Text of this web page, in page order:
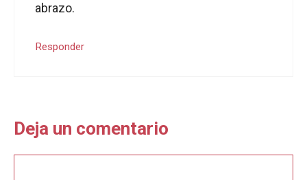
abrazo.
Responder
Deja un comentario